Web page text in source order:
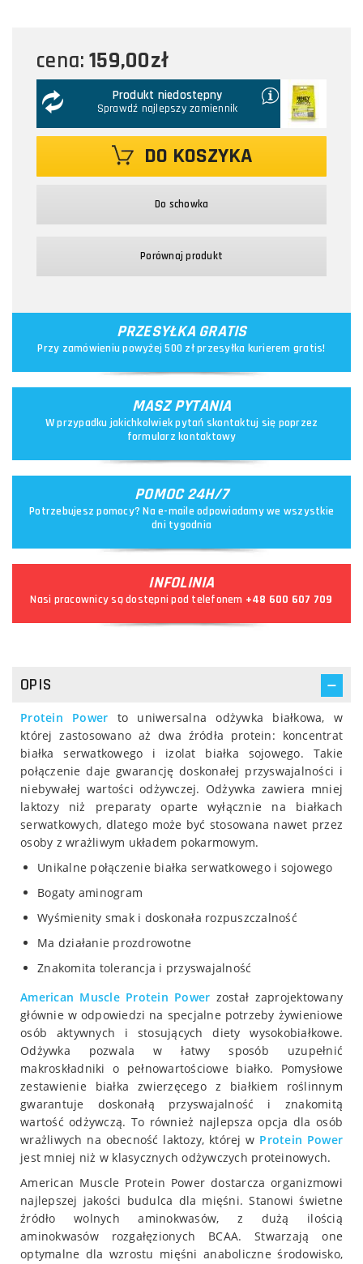
cena: 159,00zł
Produkt niedostępny
Sprawdź najlepszy zamiennik
DO KOSZYKA
Do schowka
Porównaj produkt
PRZESYŁKA GRATIS
Przy zamówieniu powyżej 500 zł przesyłka kurierem gratis!
MASZ PYTANIA
W przypadku jakichkolwiek pytań skontaktuj się poprzez
formularz kontaktowy
POMOC 24H/7
Potrzebujesz pomocy? Na e-maile odpowiadamy we wszystkie
dni tygodnia
INFOLINIA
Nasi pracownicy są dostępni pod telefonem +48 600 607 709
OPIS
Protein Power to uniwersalna odżywka białkowa, w
której zastosowano aż dwa źródła protein: koncentrat
białka serwatkowego i izolat białka sojowego. Takie
połączenie daje gwarancję doskonałej przyswajalności i
niebywałej wartości odżywczej. Odżywka zawiera mniej
laktozy niż preparaty oparte wyłącznie na białkach
serwatkowych, dlatego może być stosowana nawet przez
osoby z wrażliwym układem pokarmowym.
Unikalne połączenie białka serwatkowego i sojowego
Bogaty aminogram
Wyśmienity smak i doskonała rozpuszczalność
Ma działanie prozdrowotne
Znakomita tolerancja i przyswajalność
American Muscle Protein Power został zaprojektowany
głównie w odpowiedzi na specjalne potrzeby żywieniowe
osób aktywnych i stosujących diety wysokobiałkowe.
Odżywka pozwala w łatwy sposób uzupełnić
makroskładniki o pełnowartościowe białko. Pomysłowe
zestawienie białka zwierzęcego z białkiem roślinnym
gwarantuje doskonałą przyswajalność i znakomitą
wartość odżywczą. To również najlepsza opcja dla osób
wrażliwych na obecność laktozy, której w Protein Power
jest mniej niż w klasycznych odżywczych proteinowych.
American Muscle Protein Power dostarcza organizmowi
najlepszej jakości budulca dla mięśni. Stanowi świetne
źródło wolnych aminokwasów, z dużą ilością
aminokwasów rozgałęzionych BCAA. Stwarzają one
optymalne dla wzrostu mięśni anaboliczne środowisko,